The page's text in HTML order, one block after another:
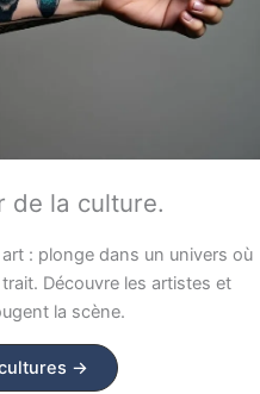
de la culture.
: plonge dans un univers où
Découvre les artistes et
la scène.
→